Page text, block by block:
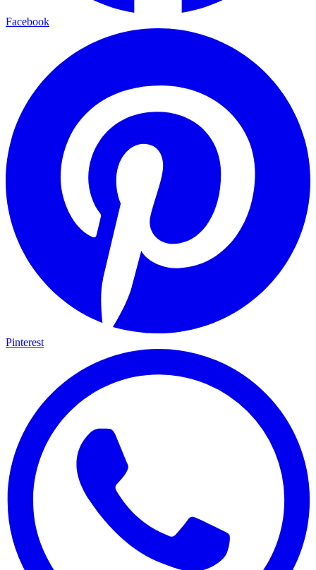
Facebook
Pinterest